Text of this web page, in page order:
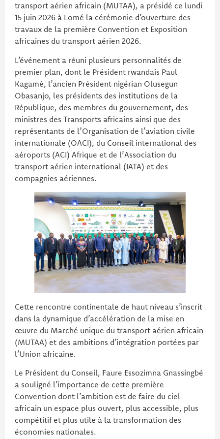
transport aérien africain (MUTAA), a présidé ce lundi
15 juin 2026 à Lomé la cérémonie d’ouverture des
travaux de la première Convention et Exposition
africaines du transport aérien 2026.
L’événement a réuni plusieurs personnalités de
premier plan, dont le Président rwandais Paul
Kagamé, l’ancien Président nigérian Olusegun
Obasanjo, les présidents des institutions de la
République, des membres du gouvernement, des
ministres des Transports africains ainsi que des
représentants de l’Organisation de l’aviation civile
internationale (OACI), du Conseil international des
aéroports (ACI) Afrique et de l’Association du
transport aérien international (IATA) et des
compagnies aériennes.
Cette rencontre continentale de haut niveau s’inscrit
dans la dynamique d’accélération de la mise en
œuvre du Marché unique du transport aérien africain
(MUTAA) et des ambitions d’intégration portées par
l’Union africaine.
Le Président du Conseil, Faure Essozimna Gnassingbé
a souligné l’importance de cette première
Convention dont l’ambition est de faire du ciel
africain un espace plus ouvert, plus accessible, plus
compétitif et plus utile à la transformation des
économies nationales.